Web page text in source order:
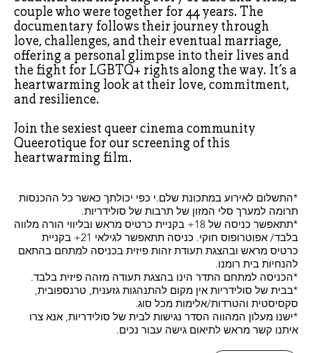
couple who were together for 44 years. The
documentary follows their journey through
love, challenges, and their eventual marriage,
offering a personal glimpse into their lives and
the fight for LGBTQ+ rights along the way. It’s a
heartwarming look at their love, commitment,
and resilience.
Join the sexiest queer cinema community
Queerotique for our screening of this
heartwarming film.
*התשלום לאירוע במתכונת שלם.י כפי יכולתך כאשר כל ההכנסות
תרומה למערך סלי המזון של תרבות של סולידריות.
*תתאפשר כניסה של 18+ בקניית כרטיס מראש ובליווי הורה מלווה
בלבד/ אפוטרופוס חוקי. כניסה תתאפשר לגילאי 21+ בקניית
כרטיס מראש ובהצגת תעודת זהות פיזית בכניסה למתחם בהתאם
להנחיות בית רומנו.
*הכניסה למתחם התדר הינו בהצגת תעודה מזהה פיזית בלבד.
*בבית של סולידריות אין מקום להתנהגות גזענית, טרנספובית,
סקסיסטית והטרדות/אלימות מכל סוג.
*ישנו מעלון המהווה הסדר נגישות לבית של סולידריות, אנא צרו
איתנו קשר מראש לתיאום גישה עבור נכים.